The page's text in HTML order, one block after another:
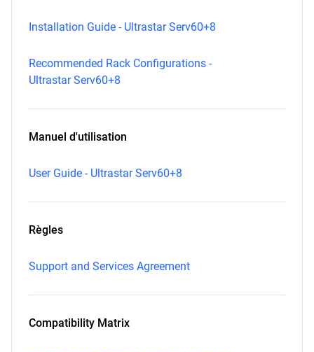
Installation Guide - Ultrastar Serv60+8
Recommended Rack Configurations -
Ultrastar Serv60+8
Manuel d'utilisation
User Guide - Ultrastar Serv60+8
Règles
Support and Services Agreement
Compatibility Matrix